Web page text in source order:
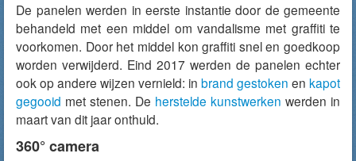
De panelen werden in eerste instantie door de gemeente
behandeld met een middel om vandalisme met graffiti te
voorkomen. Door het middel kon graffiti snel en goedkoop
worden verwijderd. Eind 2017 werden de panelen echter
ook op andere wijzen vernield: in brand gestoken en kapot
gegooid met stenen. De herstelde kunstwerken werden in
maart van dit jaar onthuld.
360° camera